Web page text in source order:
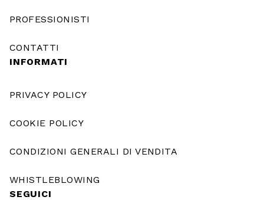
PROFESSIONISTI
CONTATTI
INFORMATI
PRIVACY POLICY
COOKIE POLICY
CONDIZIONI GENERALI DI VENDITA
WHISTLEBLOWING
SEGUICI